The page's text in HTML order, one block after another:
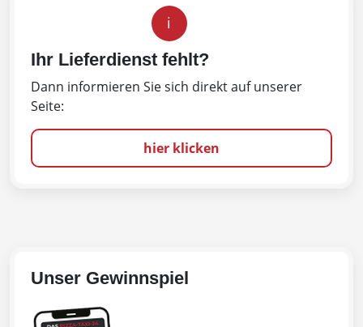
i
Ihr Lieferdienst fehlt?
Dann informieren Sie sich direkt auf unserer
Seite:
hier klicken
Unser Gewinnspiel